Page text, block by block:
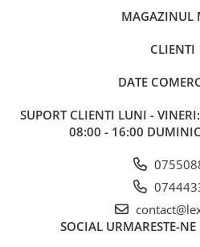
Nolzur
MAGAZINUL
CLIENTI
DATE
SUPORT CLIENTI LUNI -
08:00 - 16:00
SOCIAL URMARESTE-